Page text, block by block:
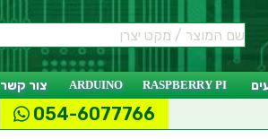
RASPBERRY PI
ARDUINO צור קשר
054-6077766